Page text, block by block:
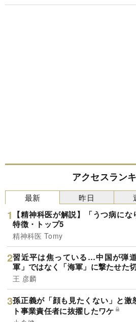
アクセスラン
最新
【精神科医が解説】「うつ病に
特徴・トップ5
精神科医 Tomy
習近平は焦っている…中国が弾
軍」ではなく「海軍」に撃たせた
王 彦麟
孫正義が「顔も見たくない」と激
ト事業責任者に抜擢したワケ
昨日